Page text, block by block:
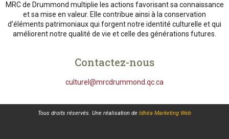
MRC de Drummond multiplie les actions favorisant sa connaissance
et sa mise en valeur. Elle contribue ainsi à la conservation
d’éléments patrimoniaux qui forgent notre identité culturelle et qui
améliorent notre qualité de vie et celle des générations futures.
Contactez-nous
culturel@mrcdrummond.qc.ca
Tous droits réservés. Une réalisation de Idhéa Marketing Web